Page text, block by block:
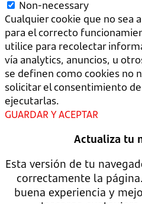
Non-necessary
Cualquier cookie que no sea
para el correcto
utilice para recolectar
vía analytics, anuncios, u
se definen como cookies no
solicitar el consentimiento
ejecutarlas.
GUARDAR Y ACEPTAR
Actualiza tu
Esta versión de tu
correctamente la
buena experiencia y